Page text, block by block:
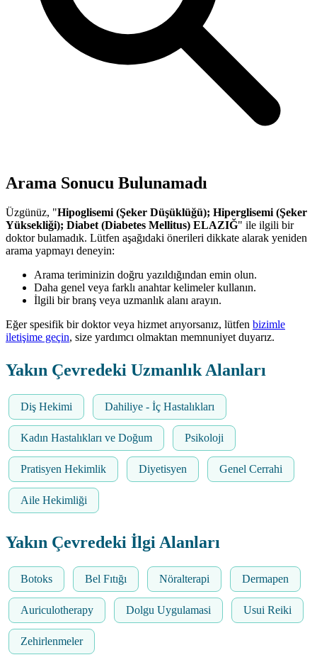
Arama Sonucu Bulunamadı
Üzgünüz, "Hipoglisemi (Şeker Düşüklüğü); Hiperglisemi (Şeker
Yüksekliği); Diabet (Diabetes Mellitus) ELAZIĞ" ile ilgili bir
doktor bulamadık. Lütfen aşağıdaki önerileri dikkate alarak yeniden
arama yapmayı deneyin:
Arama teriminizin doğru yazıldığından emin olun.
Daha genel veya farklı anahtar kelimeler kullanın.
İlgili bir branş veya uzmanlık alanı arayın.
Eğer spesifik bir doktor veya hizmet arıyorsanız, lütfen bizimle
iletişime geçin, size yardımcı olmaktan memnuniyet duyarız.
Yakın Çevredeki Uzmanlık Alanları
Diş Hekimi Dahiliye - İç Hastalıkları
Kadın Hastalıkları ve Doğum Psikoloji
Pratisyen Hekimlik Diyetisyen Genel Cerrahi
Aile Hekimliği
Yakın Çevredeki İlgi Alanları
Botoks Bel Fıtığı Nöralterapi Dermapen
Auriculotherapy Dolgu Uygulamasi Usui Reiki
Zehirlenmeler